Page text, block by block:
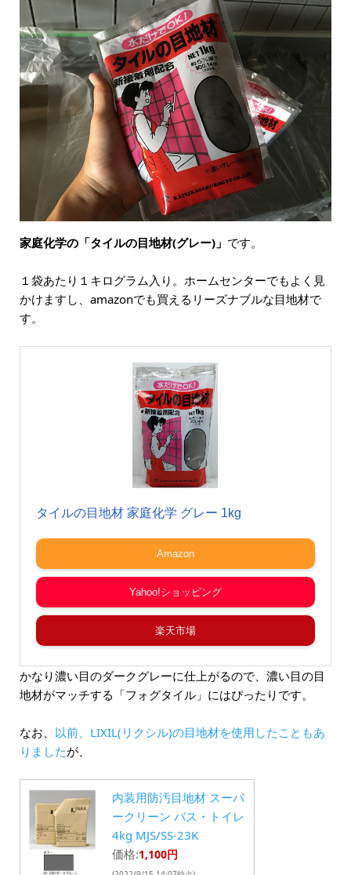
家庭化学の「タイルの目地材(グレー)」 です。
１袋あたり１キログラム入り。ホームセンターでもよく見
かけますし、amazonでも買えるリーズナブルな目地材で
す。
タイルの目地材 家庭化学 グレー 1kg
Amazon
Yahoo!ショッピング
楽天市場
かなり濃い目のダークグレーに仕上がるので、濃い目の目
地材がマッチする「フォグタイル」にはぴったりです。
なお、 以前、LIXIL(リクシル)の目地材を使用したこともあ
りましたが、
内装用防汚目地材 スーパ
ークリーン バス・トイレ
4kg MJS/SS-23K
価格:1,100円